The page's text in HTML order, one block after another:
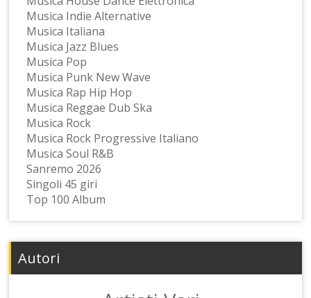
Musica Indie Alternative
Musica Italiana
Musica Jazz Blues
Musica Pop
Musica Punk New Wave
Musica Rap Hip Hop
Musica Reggae Dub Ska
Musica Rock
Musica Rock Progressive Italiano
Musica Soul R&B
Sanremo 2026
Singoli 45 giri
Top 100 Album
Autori